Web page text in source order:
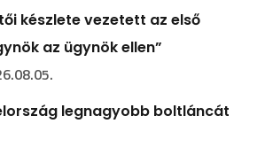
készlete vezetett az első
az ügynök ellen”
legnagyobb boltláncát